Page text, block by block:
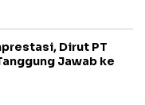
Dirut PT
Jawab ke